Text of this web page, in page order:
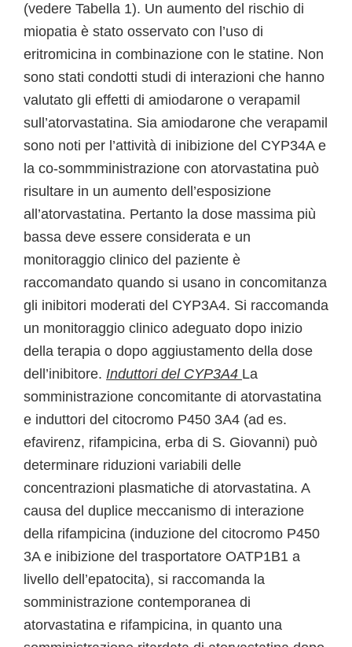
(vedere Tabella 1). Un aumento del rischio di
miopatia è stato osservato con l’uso di
eritromicina in combinazione con le statine. Non
sono stati condotti studi di interazioni che hanno
valutato gli effetti di amiodarone o verapamil
sull’atorvastatina. Sia amiodarone che verapamil
sono noti per l’attività di inibizione del CYP34A e
la co-sommministrazione con atorvastatina può
risultare in un aumento dell’esposizione
all’atorvastatina. Pertanto la dose massima più
bassa deve essere considerata e un
monitoraggio clinico del paziente è
raccomandato quando si usano in concomitanza
gli inibitori moderati del CYP3A4. Si raccomanda
un monitoraggio clinico adeguato dopo inizio
della terapia o dopo aggiustamento della dose
dell’inibitore. Induttori del CYP3A4 La
somministrazione concomitante di atorvastatina
e induttori del citocromo P450 3A4 (ad es.
efavirenz, rifampicina, erba di S. Giovanni) può
determinare riduzioni variabili delle
concentrazioni plasmatiche di atorvastatina. A
causa del duplice meccanismo di interazione
della rifampicina (induzione del citocromo P450
3A e inibizione del trasportatore OATP1B1 a
livello dell’epatocita), si raccomanda la
somministrazione contemporanea di
atorvastatina e rifampicina, in quanto una